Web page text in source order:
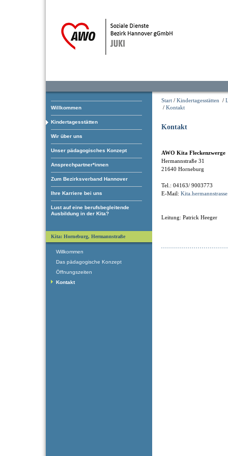
Willkommen
Kindertagesstätten
Wir über uns
Unser pädagogisches Konzept
Ansprechpartner*innen
Zum Bezirksverband Hannover
Ihre Karriere bei uns
Lust auf eine berufsbegleitende
Ausbildung in der Kita?
Start / Kindertagesstätten /
/ Kontakt
Kontakt
AWO Kita Fleckenzwerge
Hermannstraße 31
21640 Horneburg
Tel.: 04163/ 9003773
E-Mail:
Leitung: Patrick Heeger
Kita: Horneburg, Hermannstraße
Willkommen
Das pädagogische Konzept
Öffnungszeiten
Kontakt